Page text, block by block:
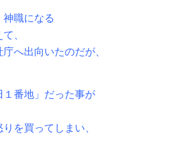
職になる
、
へ出向いたのだが、
１番地」だった事が
を買ってしまい、